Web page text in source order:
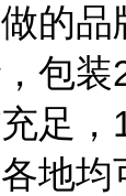
的品
包装
足，
地均